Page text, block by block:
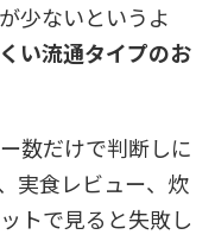
少ないというよ
い流通タイプのお
数だけで判断しに
実食レビュー、炊
トで見ると失敗し